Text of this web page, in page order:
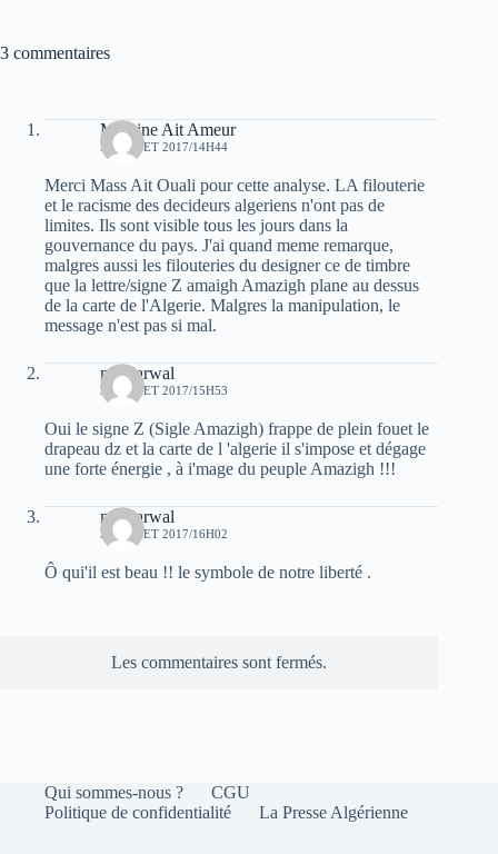
3 commentaires
Massine Ait Ameur
3 JUILLET 2017/14H44
Merci Mass Ait Ouali pour cette analyse. LA filouterie
et le racisme des decideurs algeriens n'ont pas de
limites. Ils sont visible tous les jours dans la
gouvernance du pays. J'ai quand meme remarque,
malgres aussi les filouteries du designer ce de timbre
que la lettre/signe Z amaigh Amazigh plane au dessus
de la carte de l'Algerie. Malgres la manipulation, le
message n'est pas si mal.
moh arwal
3 JUILLET 2017/15H53
Oui le signe Z (Sigle Amazigh) frappe de plein fouet le
drapeau dz et la carte de l 'algerie il s'impose et dégage
une forte énergie , à i'mage du peuple Amazigh !!!
moh arwal
3 JUILLET 2017/16H02
Ô qui'il est beau !! le symbole de notre liberté .
Les commentaires sont fermés.
Qui sommes-nous ?
CGU
Politique de confidentialité
La Presse Algérienne